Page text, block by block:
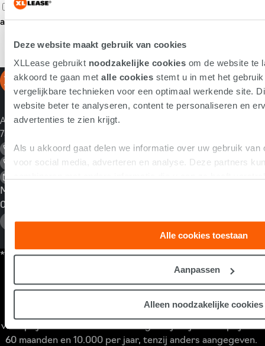
Deze website maakt gebruik van cookies
XLLease gebruikt noodzakelijke cookies om de website te
akkoord te gaan met alle cookies stemt u in met het
vergelijkbare technieken voor een optimaal werkende site.
website beter te analyseren, content te personaliseren en
advertenties te zien krijgt.
Als u akkoord gaat delen we informatie over uw gebruik
voor social media, adverteren en analyse. Deze partners
Alle cookies toestaan
Aanpassen
Alleen noodzakelijke cookies
Ja, ik geef toestemming om e-mails met commerciële
aanbiedingen te ontvangen.
Ambachtsveld 10
7327 AZ Apeldoorn
+31553034500 Algemeen
+31334549560 Berijdersdesk
Maandag t/m vrijdag bereikbaar van
08:30-17:00 uur.
XLLease
lease
Occasion
Voor
* Aan de berekening kunnen geen rechten ontleend worden.
Full Operational Lease wordt verstrekt door Volkswagen
Pon Financial Services B.V. handelend onder de naam
Handelregister onder nummer 20073305. Geadverteerde
vanafprijzen voor nieuwe voertuigen zijn bij een looptijd van
60 maanden en 10.000 per jaar, tenzij anders aangegeven.